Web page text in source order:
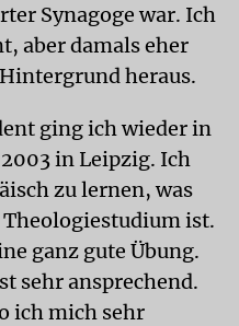
Synagoge war. Ich
aber damals eher
heraus.
ging ich wieder in
in Leipzig. Ich
zu lernen, was
ist.
ganz gute Übung.
sehr ansprechend.
ich mich sehr